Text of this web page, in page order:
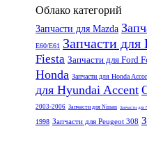
Облако категорий
Запчасти для Mazda
E60/E61 Запчасти
Fiesta Запчасти для Ford
Honda Запчасти для Honda
для Hyundai Accent
2003-2006 Запчасти для Nissan Запчасти для
1998 Запчасти для Peugeot 308